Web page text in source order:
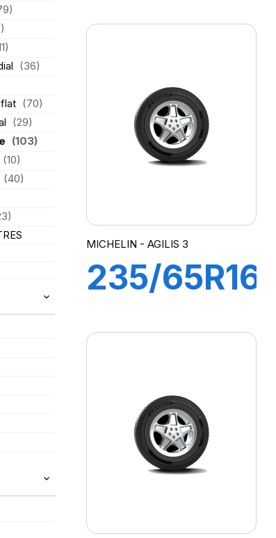
(36)
(70)
(29)
(103)
(10)
(40)
MICHELIN - AGILIS 3
235/